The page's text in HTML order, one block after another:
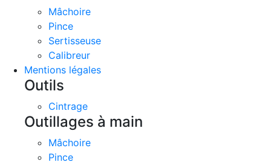
Mâchoire
Pince
Sertisseuse
Calibreur
Mentions légales
Outils
Cintrage
Outillages à main
Mâchoire
Pince